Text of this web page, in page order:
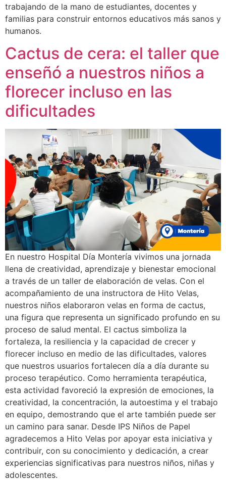
trabajando de la mano de estudiantes, docentes y
familias para construir entornos educativos más sanos y
humanos.
Cactus de cera: el taller que
enseñó a nuestros niños a
florecer incluso en las
dificultades
En nuestro Hospital Día Montería vivimos una jornada
llena de creatividad, aprendizaje y bienestar emocional
a través de un taller de elaboración de velas. Con el
acompañamiento de una instructora de Hito Velas,
nuestros niños elaboraron velas en forma de cactus,
una figura que representa un significado profundo en su
proceso de salud mental. El cactus simboliza la
fortaleza, la resiliencia y la capacidad de crecer y
florecer incluso en medio de las dificultades, valores
que nuestros usuarios fortalecen día a día durante su
proceso terapéutico. Como herramienta terapéutica,
esta actividad favoreció la expresión de emociones, la
creatividad, la concentración, la autoestima y el trabajo
en equipo, demostrando que el arte también puede ser
un camino para sanar. Desde IPS Niños de Papel
agradecemos a Hito Velas por apoyar esta iniciativa y
contribuir, con su conocimiento y dedicación, a crear
experiencias significativas para nuestros niños, niñas y
adolescentes.